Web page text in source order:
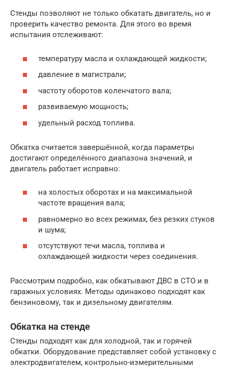
Стенды позволяют не только обкатать двигатель, но и
проверить качество ремонта. Для этого во время
испытания отслеживают:
температуру масла и охлаждающей жидкости;
давление в магистрали;
частоту оборотов коленчатого вала;
развиваемую мощность;
удельный расход топлива.
Обкатка считается завершённой, когда параметры
достигают определённого диапазона значений, и
двигатель работает исправно:
на холостых оборотах и на максимальной
частоте вращения вала;
равномерно во всех режимах, без резких стуков
и шума;
отсутствуют течи масла, топлива и
охлаждающей жидкости через соединения.
Рассмотрим подробно, как обкатывают ДВС в СТО и в
гаражных условиях. Методы одинаково подходят как
бензиновому, так и дизельному двигателям.
Обкатка на стенде
Стенды подходят как для холодной, так и горячей
обкатки. Оборудование представляет собой установку с
электродвигателем, контрольно-измерительными